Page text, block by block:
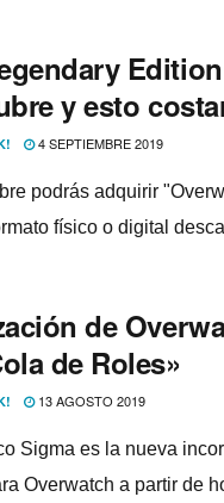
y esto
4 SEPTIEMBRE 2019
podrás adquirir
fí­sico o digital
de
de Roles»
13 AGOSTO 2019
Sigma es la nueva
Overwatch a partir de